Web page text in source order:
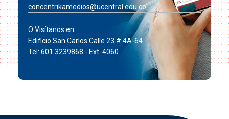
concentrikamedios@ucentral.edu.co
O Visítanos en:
Edificio San Carlos Calle 23 # 4A-64
Tel: 601 3239868 - Ext. 4060